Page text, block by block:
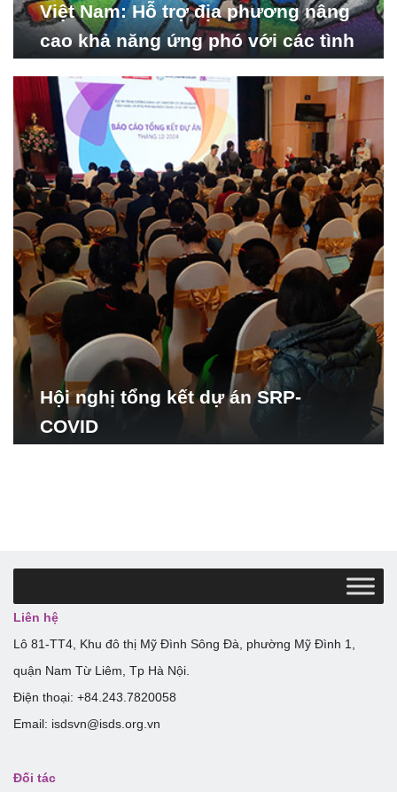
Việt Nam: Hỗ trợ địa phương nâng
cao khả năng ứng phó với các tình
Hội nghị tổng kết dự án SRP-
COVID
Liên hệ
Lô 81-TT4, Khu đô thị Mỹ Đình Sông Đà, phường Mỹ Đình 1,
quận Nam Từ Liêm, Tp Hà Nội.
Điện thoại: +84.243.7820058
Email: isdsvn@isds.org.vn
Đối tác